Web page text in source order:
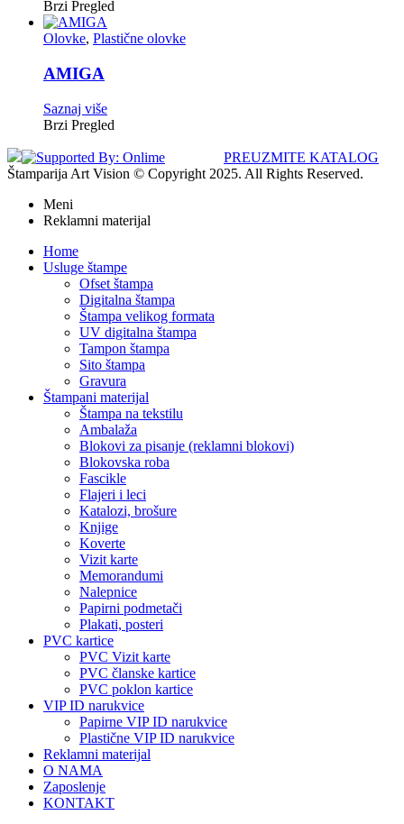
Brzi Pregled
Olovke, Plastične olovke
AMIGA
Saznaj više
Brzi Pregled
PREUZMITE KATALOG
Štamparija Art Vision © Copyright 2025. All Rights Reserved.
Meni
Reklamni materijal
Home
Usluge štampe
Ofset štampa
Digitalna štampa
Štampa velikog formata
UV digitalna štampa
Tampon štampa
Sito štampa
Gravura
Štampani materijal
Štampa na tekstilu
Ambalaža
Blokovi za pisanje (reklamni blokovi)
Blokovska roba
Fascikle
Flajeri i leci
Katalozi, brošure
Knjige
Koverte
Vizit karte
Memorandumi
Nalepnice
Papirni podmetači
Plakati, posteri
PVC kartice
PVC Vizit karte
PVC članske kartice
PVC poklon kartice
VIP ID narukvice
Papirne VIP ID narukvice
Plastične VIP ID narukvice
Reklamni materijal
O NAMA
Zaposlenje
KONTAKT